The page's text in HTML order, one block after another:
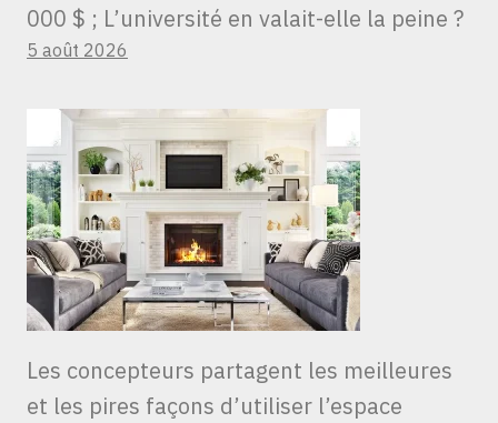
000 $ ; L’université en valait-elle la peine ?
5 août 2026
Les concepteurs partagent les meilleures
et les pires façons d’utiliser l’espace